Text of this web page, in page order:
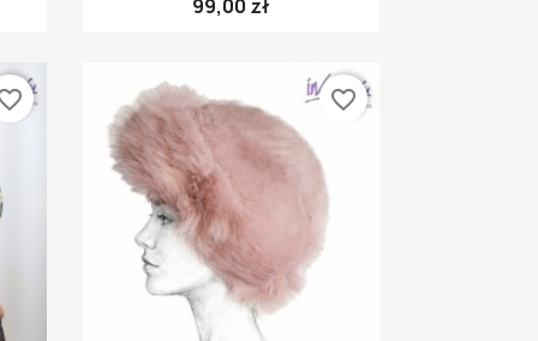
99,00 zł
favorite_border